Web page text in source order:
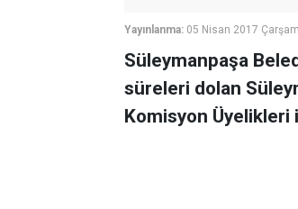
Yayınlanma: 05 Nisan 2017
Süleymanpaşa
süreleri dolan
Komisyon